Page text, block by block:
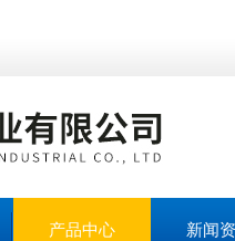
产品中心 新闻